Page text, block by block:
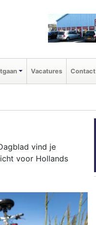
Vacatures Contact
vind je
voor Hollands
en het weersbericht